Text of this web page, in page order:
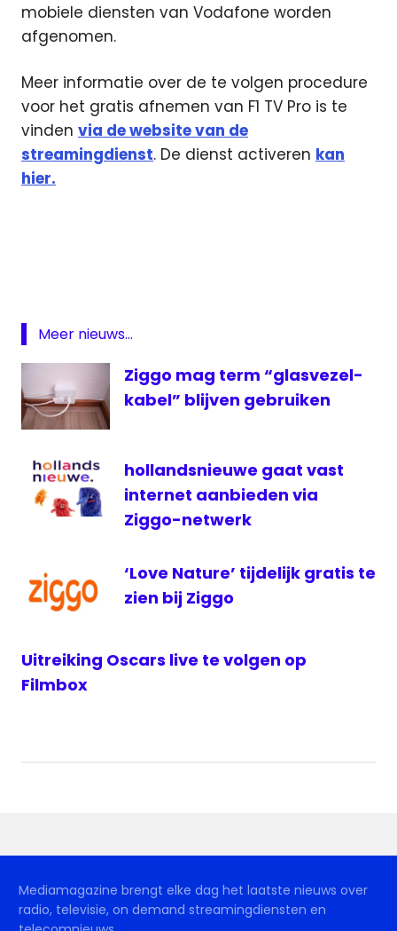
mobiele diensten van Vodafone worden
afgenomen.
Meer informatie over de te volgen procedure
voor het gratis afnemen van F1 TV Pro is te
vinden via de website van de
streamingdienst. De dienst activeren kan
hier.
Streamingdienst
ziggo
Ziggo
Sport
Totaal
Meer nieuws...
Ziggo mag term “glasvezel-
kabel” blijven gebruiken
hollandsnieuwe gaat vast
internet aanbieden via
Ziggo-netwerk
‘Love Nature’ tijdelijk gratis te
zien bij Ziggo
Uitreiking Oscars live te volgen op
Filmbox
Mediamagazine brengt elke dag het laatste nieuws over
radio, televisie, on demand streamingdiensten en